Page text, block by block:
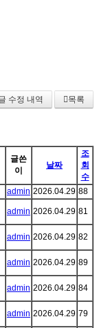
수정 내역 목록
글쓴
이
날짜
조
회
수
admin 2026.04.29 88
admin 2026.04.29 81
admin 2026.04.29 82
admin 2026.04.29 89
admin 2026.04.29 84
admin 2026.04.29 79